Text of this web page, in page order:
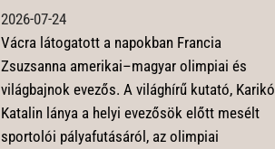
2026-07-24
Vácra látogatott a napokban Francia
Zsuzsanna amerikai–magyar olimpiai és
világbajnok evezős. A világhírű kutató, Karikó
Katalin lánya a helyi evezősök előtt mesélt
sportolói pályafutásáról, az olimpiai